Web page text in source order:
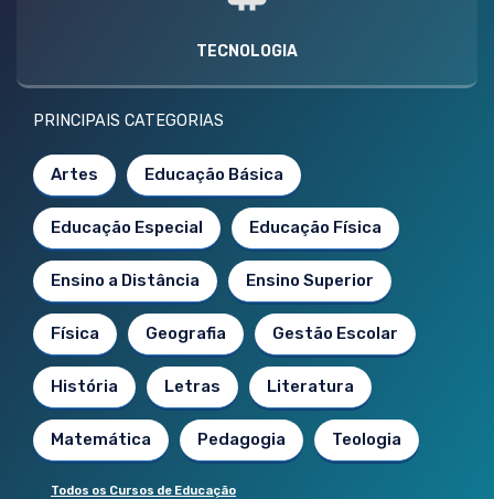
TECNOLOGIA
PRINCIPAIS CATEGORIAS
Artes Educação Básica
Educação Especial Educação Física
Ensino a Distância Ensino Superior
Física Geografia Gestão Escolar
História Letras Literatura
Matemática Pedagogia Teologia
Todos os Cursos de Educação